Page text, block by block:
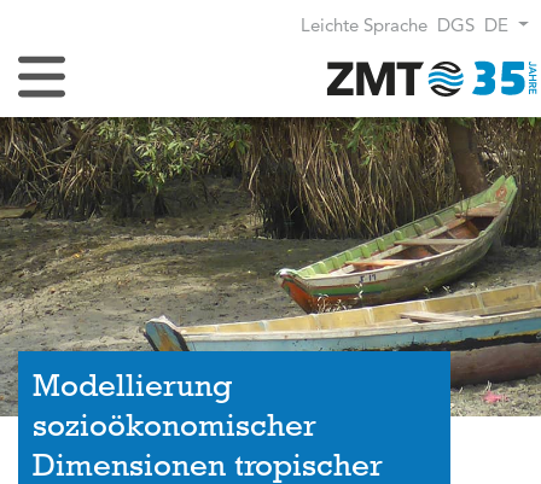
Leichte Sprache DGS DE
Navigation umschalten
Modellierung
sozioökonomischer
Dimensionen tropischer